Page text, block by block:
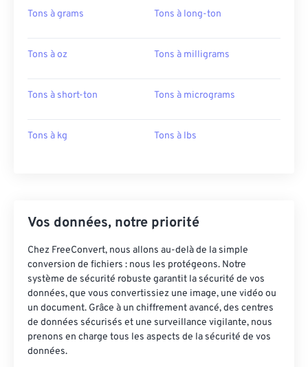
Tons à grams Tons à long-ton
Tons à oz Tons à milligrams
Tons à short-ton Tons à micrograms
Tons à kg Tons à lbs
Vos données, notre priorité
Chez FreeConvert, nous allons au-delà de la simple
conversion de fichiers : nous les protégeons. Notre
système de sécurité robuste garantit la sécurité de vos
données, que vous convertissiez une image, une vidéo ou
un document. Grâce à un chiffrement avancé, des centres
de données sécurisés et une surveillance vigilante, nous
prenons en charge tous les aspects de la sécurité de vos
données.